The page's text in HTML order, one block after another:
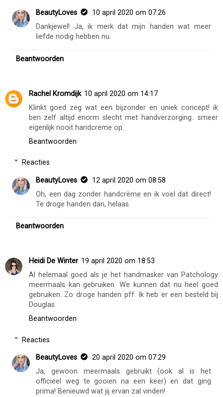
BeautyLoves
10 april 2020 om 07:26
Dankjewel! Ja, ik merk dat mijn handen wat meer
liefde nodig hebben nu.
Beantwoorden
Rachel Kromdijk 10 april 2020 om 14:17
Klinkt goed zeg wat een bijzonder en uniek concept! ik
ben zelf altijd enorm slecht met handverzorging.. smeer
eigenlijk nooit handcreme op.
Beantwoorden
Reacties
BeautyLoves
12 april 2020 om 08:58
Oh, een dag zonder handcrème en ik voel dat direct!
Te droge handen dan, helaas.
Beantwoorden
Heidi De Winter 19 april 2020 om 18:53
Al helemaal goed als je het handmasker van Patchology
meermaals kan gebruiken. We kunnen dat nu heel goed
gebruiken. Zo droge handen pff. Ik heb er een besteld bij
Douglas.
Beantwoorden
Reacties
BeautyLoves
20 april 2020 om 07:29
Ja, gewoon meermaals gebruikt (ook al is het
officieel weg te gooien na een keer) en dat ging
prima! Benieuwd wat jij ervan zal vinden!